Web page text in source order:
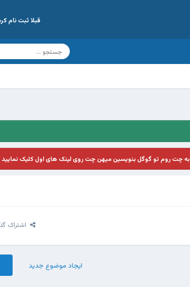
قبلا ثبت نام
چت روم تو گوگل بنویسین میهن چت روی لینک های اول کلیک نمایید
اشتراک
ایجاد موضوع جدید